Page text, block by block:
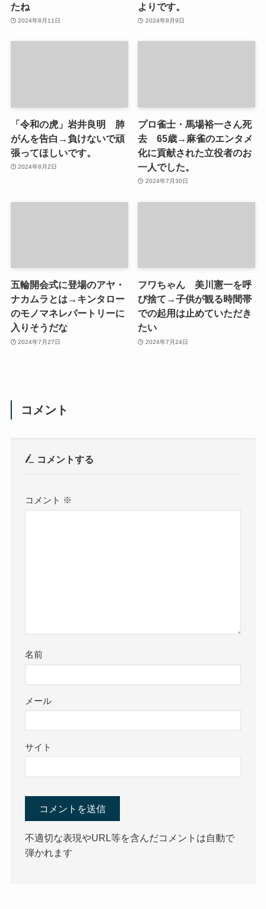
たね
2024年8月11日
よりです。
2024年8月9日
「令和の虎」岩井良明 肺
がんを告白→負けないで頑
張ってほしいです。
2024年8月2日
プロ雀士・馬場裕一さん死
去 65歳→麻雀のエンタメ
化に貢献された立役者のお
一人でした。
2024年7月30日
五輪開会式に登場のアヤ・
ナカムラとは→キンタロー
のモノマネレパートリーに
入りそうだな
2024年7月27日
フワちゃん 美川憲一を呼
び捨て→子供が観る時間帯
での起用は止めていただき
たい
2024年7月24日
コメント
コメントする
コメント ※
名前
メール
サイト
不適切な表現やURL等を含んだコメントは自動で
弾かれます